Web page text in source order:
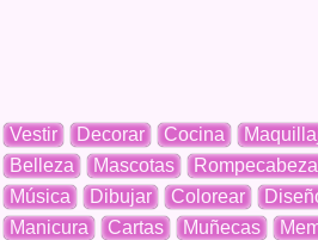
Vestir Decorar Cocina
Belleza
Mascotas
Música
Dibujar Colorear
Manicura
Cartas Muñecas